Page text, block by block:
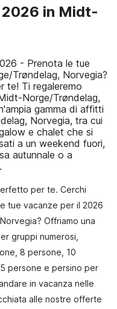
in Midt-
- Prenota le tue
Trøndelag, Norvegia?
te! Ti regaleremo
Norge/Trøndelag,
gamma di affitti
Norvegia, tra cui
e chalet che si
a un weekend fuori,
autunnale o a
per te. Cerchi
tue vacanze per il 2026
Offriamo una
gruppi numerosi,
8 persone, 10
persone e persino per
in vacanza nelle
alle nostre offerte